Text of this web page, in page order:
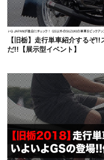
【旧栃】走行単車紹介するぞ
だ!!【展示型イベント】